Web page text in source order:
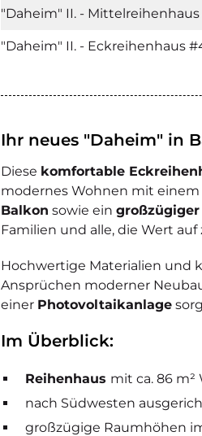
"Daheim" II. - Mittelreihenhaus
"Daheim" II. - Eckreihenhaus
Ihr neues "Daheim" in
Diese komfortable
modernes Wohnen mit
Balkon sowie ein
Familien und alle, die Wert
Hochwertige Materialien und
Ansprüchen moderner
einer Photovoltaikanlage
Im Überblick:
Reihenhaus mit ca. 86 m²
nach Südwesten
großzügige Raumhöhen